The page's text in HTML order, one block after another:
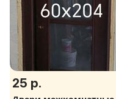
25 р.